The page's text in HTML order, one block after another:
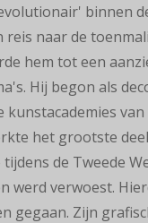
binnen
reis naar de
hem tot een
Hij begon als
kunstacademies
het grootste
de Tweede
werd verwoest.
gegaan. Zijn